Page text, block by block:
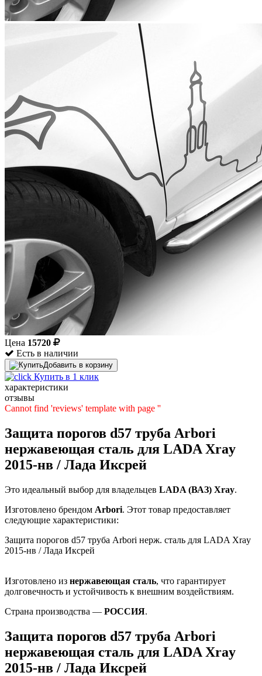
Цена 15720
Есть в наличии
Добавить в корзину
Купить в 1 клик
характеристики
отзывы
Cannot find 'reviews' template with page ''
Защита порогов d57 труба Arbori
нержавеющая сталь для LADA Xray
2015-нв / Лада Иксрей
Это идеальный выбор для владельцев LADA (ВАЗ) Xray.
Изготовлено брендом Arbori. Этот товар предоставляет
следующие характеристики:
Защита порогов d57 труба Arbori нерж. сталь для LADA Xray
2015-нв / Лада Иксрей
Изготовлено из нержавеющая сталь, что гарантирует
долговечность и устойчивость к внешним воздействиям.
Страна производства — РОССИЯ.
Защита порогов d57 труба Arbori
нержавеющая сталь для LADA Xray
2015-нв / Лада Иксрей